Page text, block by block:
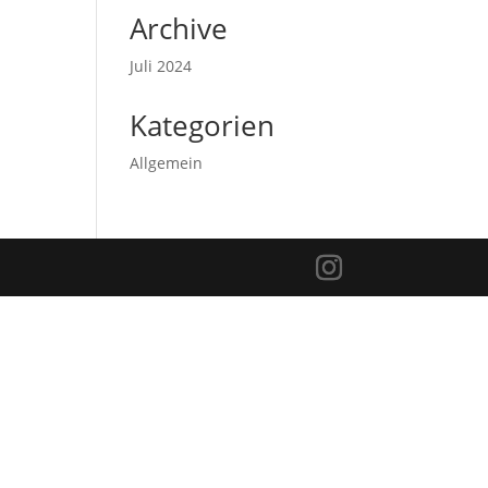
Archive
Juli 2024
Kategorien
Allgemein